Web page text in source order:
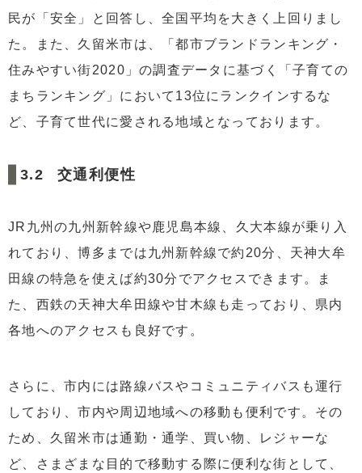
民が「安全」と回答し、全国平均を大きく上回りまし
た。また、久留米市は、「都市ブランドランキング・
住みやすい街2020」の調査データに基づく「子育ての
まちランキング」において13位にランクインするな
ど、子育て世代に愛される地域となっております。
交通利便性
JR九州の九州新幹線や鹿児島本線、久大本線が乗り入
れており、博多までは九州新幹線で約20分、天神大牟
田線の特急を使えば約30分でアクセスできます。ま
た、西鉄の天神大牟田線や甘木線も走っており、県内
各地へのアクセスも良好です。
さらに、市内には路線バスやコミュニティバスも運行
しており、市内や周辺地域への移動も便利です。その
ため、久留米市は通勤・通学、買い物、レジャーな
ど、さまざまな目的で移動する際に便利な街として、